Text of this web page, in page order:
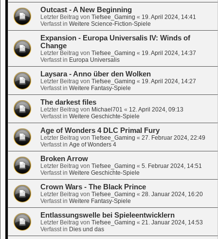
Outcast - A New Beginning
Letzter Beitrag von Tiefsee_Gaming « 19. April 2024, 14:41
Verfasst in Weitere Science-Fiction-Spiele
Expansion - Europa Universalis IV: Winds of
Change
Letzter Beitrag von Tiefsee_Gaming « 19. April 2024, 14:37
Verfasst in Europa Universalis
Laysara - Anno über den Wolken
Letzter Beitrag von Tiefsee_Gaming « 19. April 2024, 14:27
Verfasst in Weitere Fantasy-Spiele
The darkest files
Letzter Beitrag von Michael701 « 12. April 2024, 09:13
Verfasst in Weitere Geschichte-Spiele
Age of Wonders 4 DLC Primal Fury
Letzter Beitrag von Tiefsee_Gaming « 27. Februar 2024, 22:49
Verfasst in Age of Wonders 4
Broken Arrow
Letzter Beitrag von Tiefsee_Gaming « 5. Februar 2024, 14:51
Verfasst in Weitere Geschichte-Spiele
Crown Wars - The Black Prince
Letzter Beitrag von Tiefsee_Gaming « 28. Januar 2024, 16:20
Verfasst in Weitere Fantasy-Spiele
Entlassungswelle bei Spieleentwicklern
Letzter Beitrag von Tiefsee_Gaming « 21. Januar 2024, 14:53
Verfasst in Dies und das